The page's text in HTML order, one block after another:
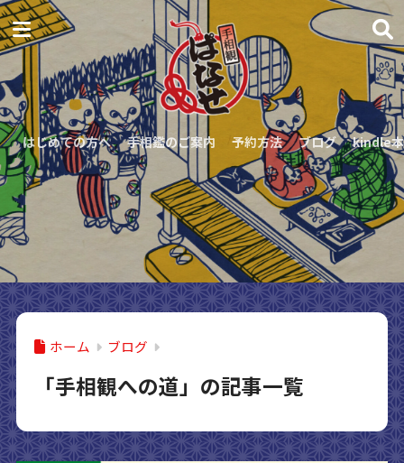
はじめての方へ 手相鑑のご案内 予約方法 ブログ kindle本
ホーム ブログ
「手相観への道」の記事一覧